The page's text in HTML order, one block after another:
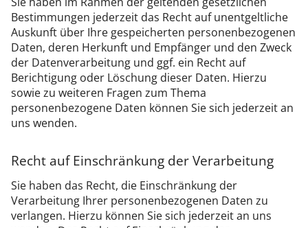
Bestimmungen jederzeit das Recht auf unentgeltliche
Auskunft über Ihre gespeicherten personenbezogenen
Daten, deren Herkunft und Empfänger und den Zweck
der Datenverarbeitung und ggf. ein Recht auf
Berichtigung oder Löschung dieser Daten. Hierzu
sowie zu weiteren Fragen zum Thema
personenbezogene Daten können Sie sich jederzeit an
uns wenden.
Recht auf Einschränkung der Verarbeitung
Sie haben das Recht, die Einschränkung der
Verarbeitung Ihrer personenbezogenen Daten zu
verlangen. Hierzu können Sie sich jederzeit an uns